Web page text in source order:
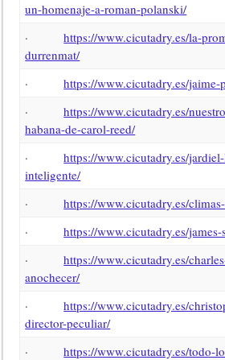
un-homenaje-a-roman-polanski/
·https://www.cicutadry.es/la-
durrenmat/
·https://www.cicutadry.es/jaime-
·https://www.cicutadry.es/
habana-de-carol-reed/
·https://www.cicutadry.es/
inteligente/
·https://www.cicutadry.es/
·https://www.cicutadry.es/james-
·https://www.cicutadry.es/
anochecer/
·https://www.cicutadry.es/
director-peculiar/
·https://www.cicutadry.es/todo-